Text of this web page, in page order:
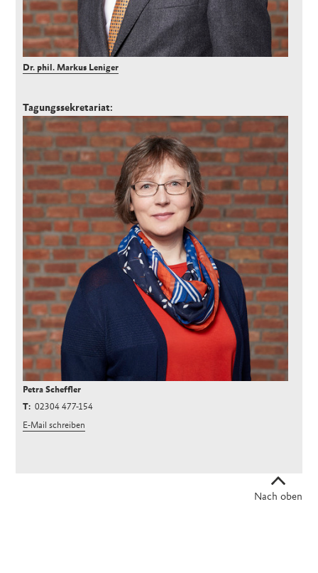
Dr. phil. Markus Leniger
Tagungssekretariat:
Petra Scheffler
02304 477-154
E-Mail schreiben
Nach oben